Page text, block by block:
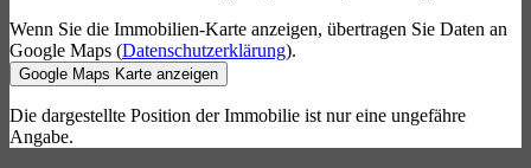
Wenn Sie die Immobilien-Karte anzeigen, übertragen Sie Daten an
Google Maps (Datenschutzerklärung).
Google Maps Karte anzeigen
Die dargestellte Position der Immobilie ist nur eine ungefähre
Angabe.